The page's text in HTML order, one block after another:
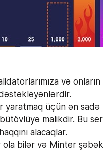
və
yaratmaq üçün ən sadə
malikdir. Bu
alacaqlar.
bilər və Minter